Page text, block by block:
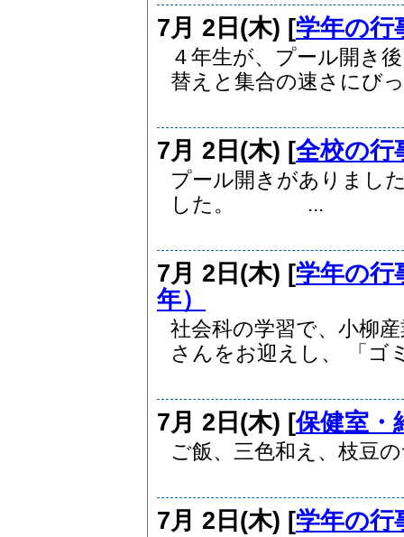
7月 2日(木) [学年の行
４年生が、プール開き
替えと集合の速さにび
7月 2日(木) [全校の行
プール開きがありまし
した。 ...
7月 2日(木) [学年の行
年）
社会科の学習で、小柳
さんをお迎えし、 「ゴ
7月 2日(木) [保健室・
ご飯、三色和え、枝豆
7月 2日(木) [学年の行